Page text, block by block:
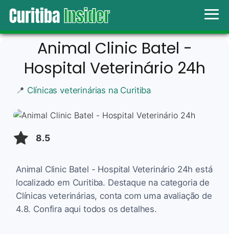
Animal Clinic Batel -
Hospital Veterinário 24h
📍 Clínicas veterinárias na Curitiba
8.5
Animal Clinic Batel - Hospital Veterinário 24h está
localizado em Curitiba. Destaque na categoria de
Clínicas veterinárias, conta com uma avaliação de
4.8. Confira aqui todos os detalhes.